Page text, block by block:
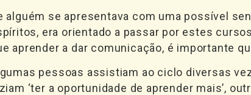
alguém se apresentava com uma possível
era orientado a passar por estes
aprender a dar comunicação, é importante
pessoas assistiam ao ciclo diversas
‘ter a oportunidade de aprender mais’,